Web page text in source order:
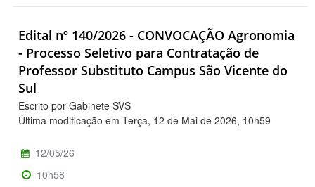
Edital nº 140/2026 - CONVOCAÇÃO Agronomia
- Processo Seletivo para Contratação de
Professor Substituto Campus São Vicente do
Sul
Escrito por Gabinete SVS
Última modificação em Terça, 12 de Mai de 2026, 10h59
12/05/26
10h58